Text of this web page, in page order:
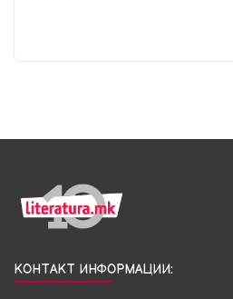
КОНТАКТ ИНФОРМАЦИИ: